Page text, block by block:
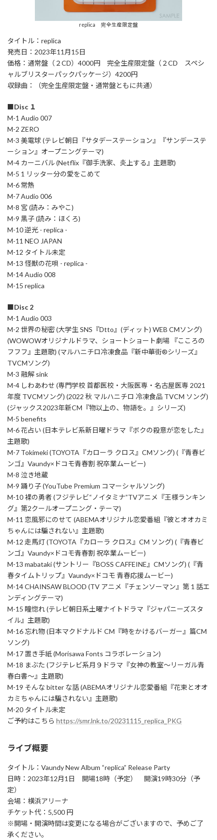
replica 完全生産限定盤
タイトル：replica
発売日：2023年11月15日
価格：通常盤（２CD）4000円 完全生産限定盤（２CD スペシ
ャルブリスターパックパッケージ）4200円
収録曲：（完全生産限定盤・通常盤ともに共通）
■Disc １
M-1 Audio 007
M-2 ZERO
M-3 美電球 (テレビ朝日『サタデーステーション』『サンデーステ
ーション』オープニングテーマ)
M-4 カーニバル (Netflix『御手洗家、炎上する』主題歌)
M-5 1 リッター分の愛をこめて
M-6 常熱
M-7 Audio 006
M-8 宮 (読み：みやこ)
M-9 黒子 (読み：ほくろ)
M-10 逆光 - replica -
M-11 NEO JAPAN
M-12 タイトル未定
M-13 怪獣の花唄 - replica -
M-14 Audio 008
M-15 replica
■Disc 2
M-1 Audio 003
M-2 世界の秘密 (大学生 SNS『Dtto』(ディット) WEB CMソング)
(WOWOWオリジナルドラマ、ショートショート劇場 『こころの
フフフ』主題歌) (マルハニチロ冷凍食品『新中華街®シリーズ』
TVCMソング)
M-3 融解 sink
M-4 しわあわせ (専門学校 首都医校・大阪医専・名古屋医専 2021
年度 TVCMソング) (2022 秋 マルハニチロ 冷凍食品 TVCM ソング)
(ジャックス2023年新CM『物以上の、物語を。』シリーズ)
M-5 benefits
M-6 花占い (日本テレビ系新日曜ドラマ『ボクの殺意が恋をした』
主題歌)
M-7 Tokimeki (TOYOTA『カローラ クロス』CMソング) (『青春ビ
ンゴ』Vaundy×ドコモ青春割 祝卒業ムービー)
M-8 泣き地蔵
M-9 踊り子 (YouTube Premium コマーシャルソング)
M-10 裸の勇者 (フジテレビ“ノイタミナ”TVアニメ『王様ランキン
グ』第2クールオープニング・テーマ)
M-11 恋風邪にのせて (ABEMAオリジナル恋愛番組『彼とオオカミ
ちゃんには騙されない』主題歌)
M-12 走馬灯 (TOYOTA『カローラ クロス』CM ソング) (『青春ビ
ンゴ』Vaundy×ドコモ青春割 祝卒業ムービー)
M-13 mabataki (サントリー『BOSS CAFFEINE』CMソング) (『青
春タイムトリップ』Vaundy×ドコモ 青春応援ムービー)
M-14 CHAINSAW BLOOD (TV アニメ『チェンソーマン』第 1 話エ
ンディングテーマ)
M-15 瞳惚れ (テレビ朝日系土曜ナイトドラマ『ジャパニーズスタ
イル』主題歌)
M-16 忘れ物 (日本マクドナルド CM『時をかけるバーガー』篇CM
ソング)
M-17 置き手紙 (Morisawa Fonts コラボレーション)
M-18 まぶた (フジテレビ系月９ドラマ『女神の教室～リーガル青
春白書～』主題歌)
M-19 そんな bitter な話 (ABEMAオリジナル恋愛番組『花束とオオ
カミちゃんには騙されない』主題歌)
M-20 タイトル未定
ご予約はこちら https://smr.lnk.to/20231115_replica_PKG
ライブ概要
タイトル：Vaundy New Album “replica” Release Party
日時：2023年12月1日 開場18時（予定） 開演19時30分（予
定）
会場：横浜アリーナ
チケット代：5,500 円
※開場・開演時間は変更になる場合がございますので、予めご了
承ください。